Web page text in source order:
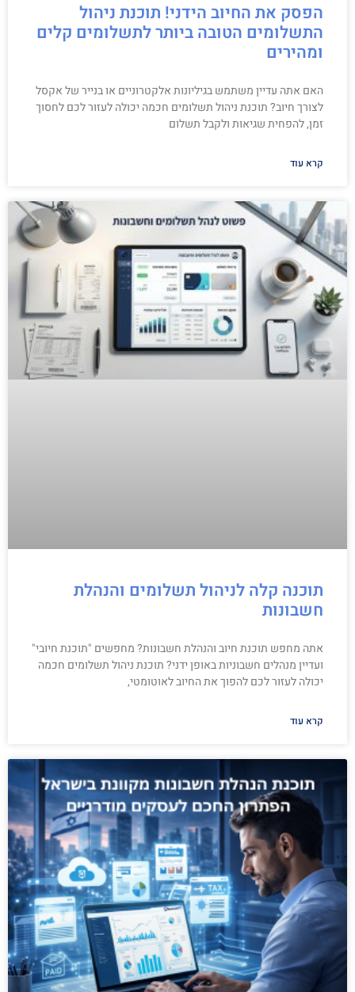
הפסק את החיוב הידני! תוכנת ניהול
התשלומים הטובה ביותר לתשלומים קלים
ומהירים
האם אתה עדיין משתמש בגיליונות אלקטרוניים או בנייר של אקסל
לצורך חיוב? תוכנת ניהול תשלומים חכמה יכולה לעזור לכם לחסוך
זמן, להפחית שגיאות ולקבל תשלום
קרא עוד
תוכנה קלה לניהול תשלומים והנהלת
חשבונות
אתה מחפש תוכנת חיוב והנהלת חשבונות? מחפשים "תוכנת חיובי"
ועדיין מנהלים חשבוניות באופן ידני? תוכנת ניהול תשלומים חכמה
יכולה לעזור לכם להפוך את החיוב לאוטומטי,
קרא עוד